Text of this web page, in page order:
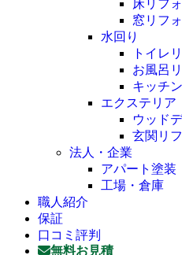
床リフ
窓リフ
水回り
トイレ
お風呂
キッチ
エクステリア
ウッド
玄関リ
法人・企業
アパート塗装
工場・倉庫
職人紹介
保証
口コミ評判
無料お見積